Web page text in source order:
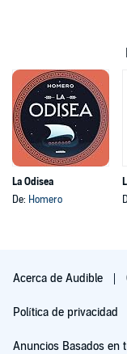
La Odisea
De: Homero
Acerca de Audible
Política de privacidad
Anuncios Basados en